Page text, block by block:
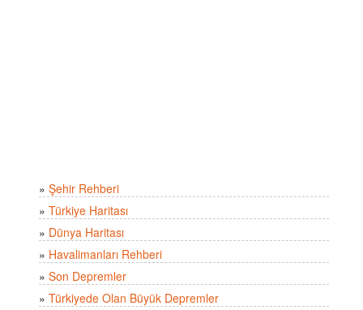
» Şehir Rehberi
» Türkiye Haritası
» Dünya Haritası
» Havalimanları Rehberi
» Son Depremler
» Türkiyede Olan Büyük Depremler